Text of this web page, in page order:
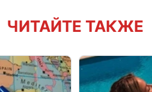
ЧИТАЙТЕ ТАКЖЕ